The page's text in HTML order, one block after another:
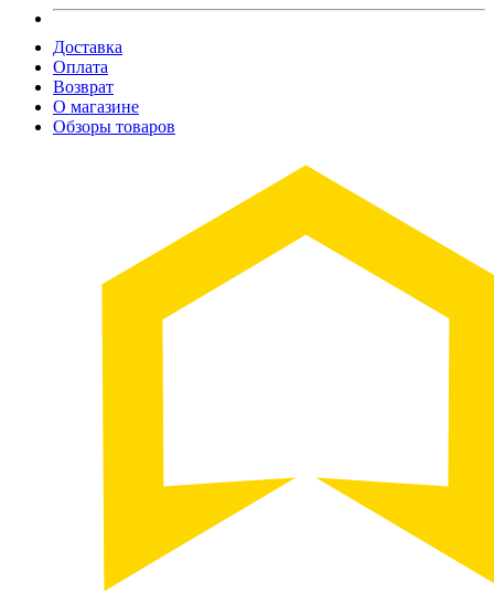
Доставка
Оплата
Возврат
О магазине
Обзоры товаров